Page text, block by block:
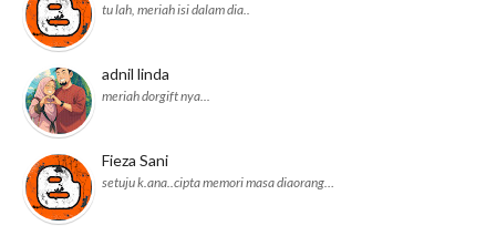
tu lah, meriah isi dalam dia..
adnil linda
meriah dorgift nya...
Fieza Sani
setuju k.ana..cipta memori masa diaorang…